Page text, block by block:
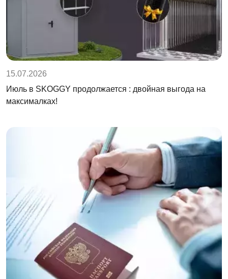
15.07.2026
Июль в SKOGGY продолжается : двойная выгода на
максималках!